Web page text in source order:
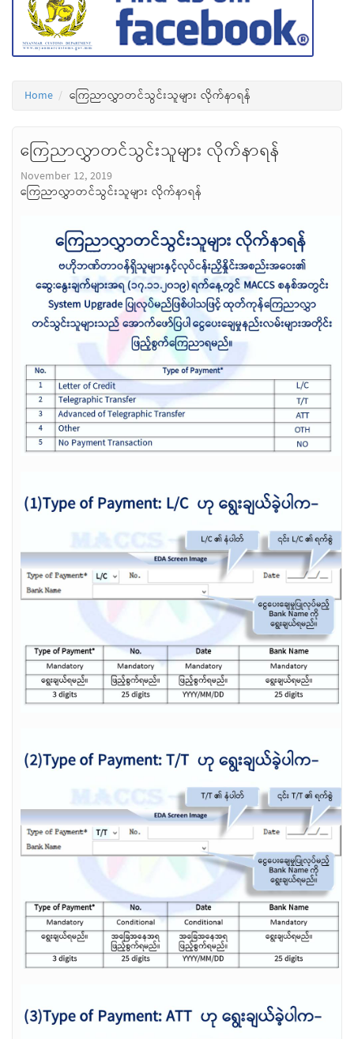
Home ကြေညာလွှာတင်သွင်းသူများ လိုက်နာရန်
ကြေညာလွှာတင်သွင်းသူများ လိုက်နာရန်
November 12, 2019
ကြေညာလွှာတင်သွင်းသူများ လိုက်နာရန်